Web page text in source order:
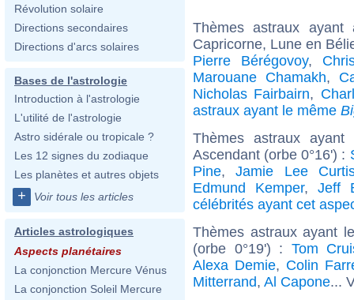
Révolution solaire
Directions secondaires
Directions d'arcs solaires
Bases de l'astrologie
Introduction à l'astrologie
L'utilité de l'astrologie
Astro sidérale ou tropicale ?
Les 12 signes du zodiaque
Les planètes et autres objets
+ Voir tous les articles
Articles astrologiques
Aspects planétaires
La conjonction Mercure Vénus
La conjonction Soleil Mercure
Thèmes astraux
Capricorne, Lune en
Pierre Bérégovoy,
Marouane Chamakh,
Nicholas Fairbairn,
astraux ayant le même
Thèmes astraux ayant
Ascendant (orbe 0°16') :
Pine,Jamie Lee
Edmund Kemper, Jeff
célébrités ayant cet
Thèmes astraux ayant
(orbe 0°19') : Tom
Alexa Demie, Colin
Mitterrand, Al Capone...